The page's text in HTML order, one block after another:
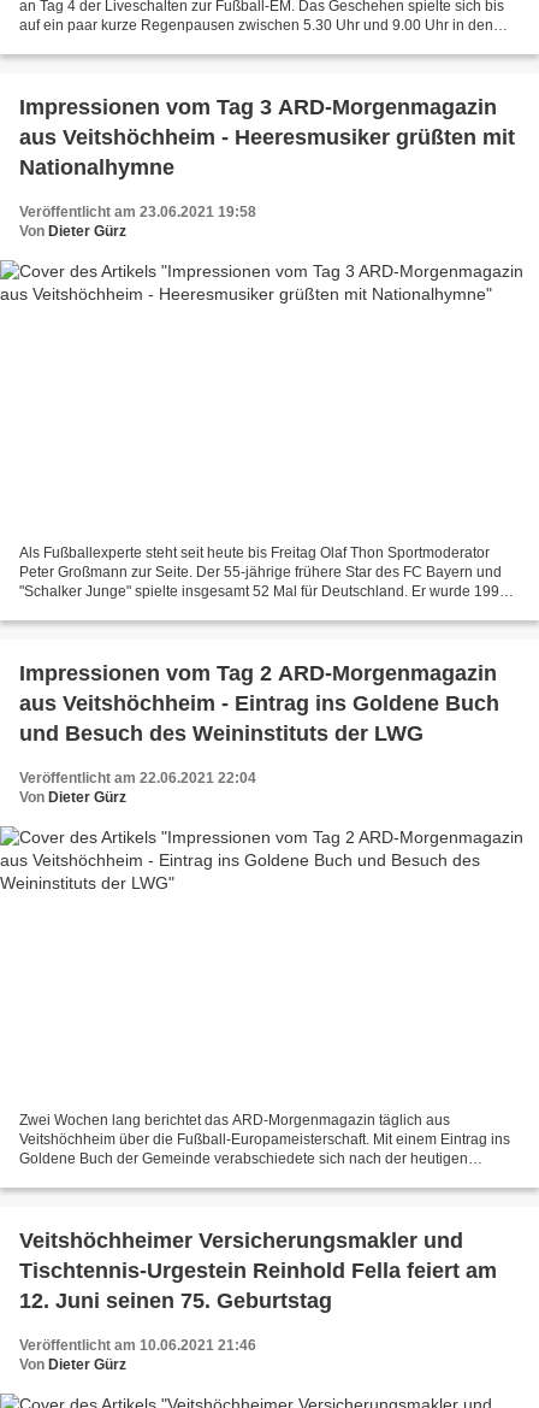
an Tag 4 der Liveschalten zur Fußball-EM. Das Geschehen spielte sich bis
auf ein paar kurze Regenpausen zwischen 5.30 Uhr und 9.00 Uhr in den
Impressionen vom Tag 3 ARD-Morgenmagazin
aus Veitshöchheim - Heeresmusiker grüßten mit
Nationalhymne
Veröffentlicht am 23.06.2021 19:58
Von Dieter Gürz
Als Fußballexperte steht seit heute bis Freitag Olaf Thon Sportmoderator
Peter Großmann zur Seite. Der 55-jährige frühere Star des FC Bayern und
"Schalker Junge" spielte insgesamt 52 Mal für Deutschland. Er wurde 1990
Impressionen vom Tag 2 ARD-Morgenmagazin
aus Veitshöchheim - Eintrag ins Goldene Buch
und Besuch des Weininstituts der LWG
Veröffentlicht am 22.06.2021 22:04
Von Dieter Gürz
Zwei Wochen lang berichtet das ARD-Morgenmagazin täglich aus
Veitshöchheim über die Fußball-Europameisterschaft. Mit einem Eintrag ins
Goldene Buch der Gemeinde verabschiedete sich nach der heutigen
Veitshöchheimer Versicherungsmakler und
Tischtennis-Urgestein Reinhold Fella feiert am
12. Juni seinen 75. Geburtstag
Veröffentlicht am 10.06.2021 21:46
Von Dieter Gürz